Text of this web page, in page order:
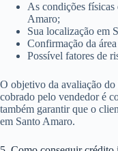
As condições físicas
Amaro;
Sua localização em
Confirmação da
Possível fatores de
O objetivo da avaliação
cobrado pelo vendedor é
também garantir que o
em Santo Amaro.